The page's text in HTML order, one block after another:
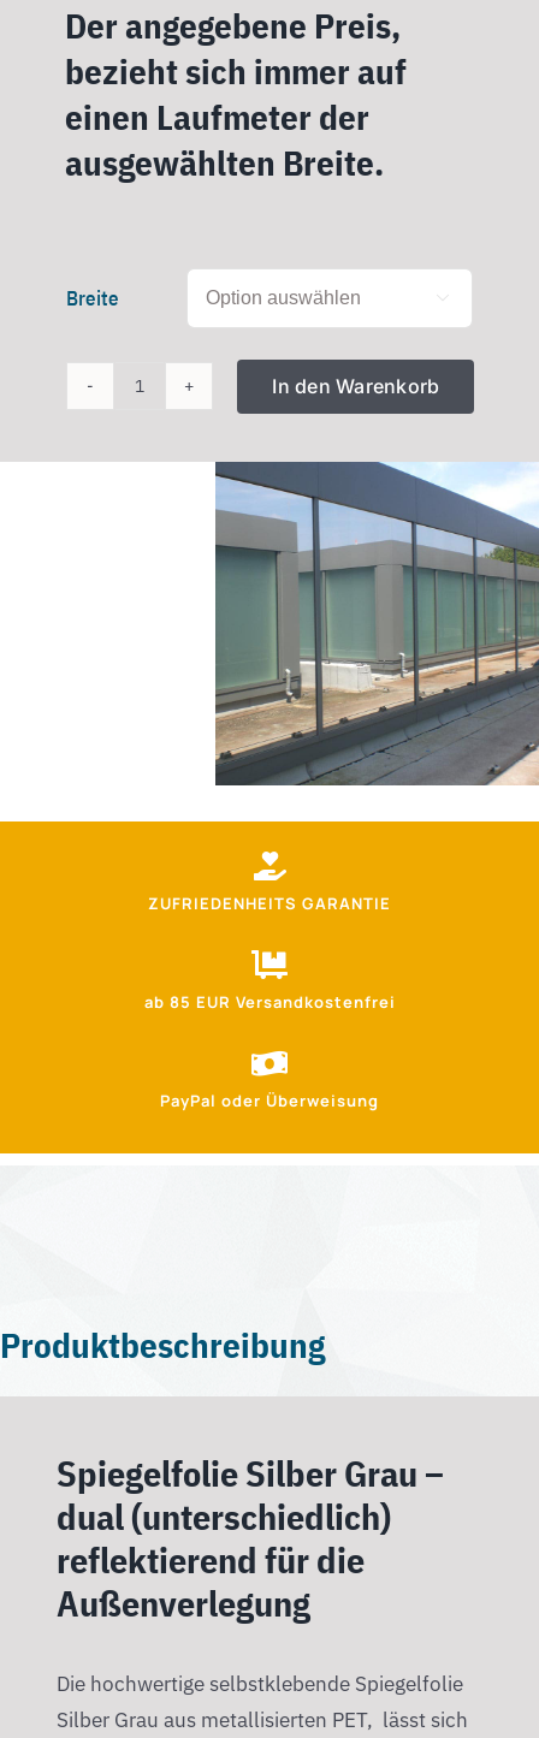
Der angegebene Preis,
bezieht sich immer auf
einen Laufmeter der
ausgewählten Breite.
Breite 
Spiegelfolie
In den Warenkorb
ZUFRIEDENHEITS GARANTIE
ab 85 EUR Versandkostenfrei
PayPal oder Überweisung
Produktbeschreibung
Spiegelfolie Silber Grau –
dual (unterschiedlich)
reflektierend für die
Außenverlegung
Die hochwertige selbstklebende Spiegelfolie
Silber Grau aus metallisierten PET, lässt sich